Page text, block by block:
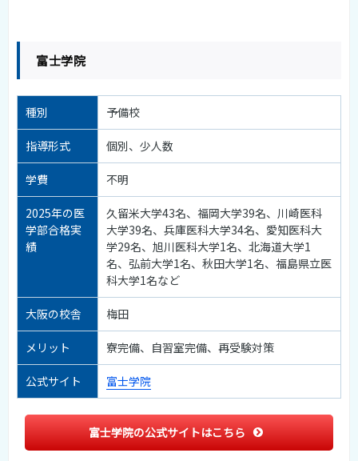
富士学院
種別 予備校
指導形式 個別、少人数
学費 不明
2025年の医
学部合格実
績
久留米大学43名、福岡大学39名、川崎医科
大学39名、兵庫医科大学34名、愛知医科大
学29名、旭川医科大学1名、北海道大学1
名、弘前大学1名、秋田大学1名、福島県立医
科大学1名など
大阪の校舎 梅田
メリット 寮完備、自習室完備、再受験対策
公式サイト 富士学院
富士学院の公式サイトはこちら